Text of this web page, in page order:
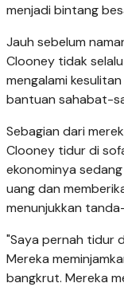
menjadi bintang
Jauh sebelum
Clooney tidak
mengalami
bantuan sahabat-
Sebagian dari
Clooney tidur di
ekonominya
uang dan
menunjukkan
"Saya pernah tidur
Mereka
bangkrut. Mereka